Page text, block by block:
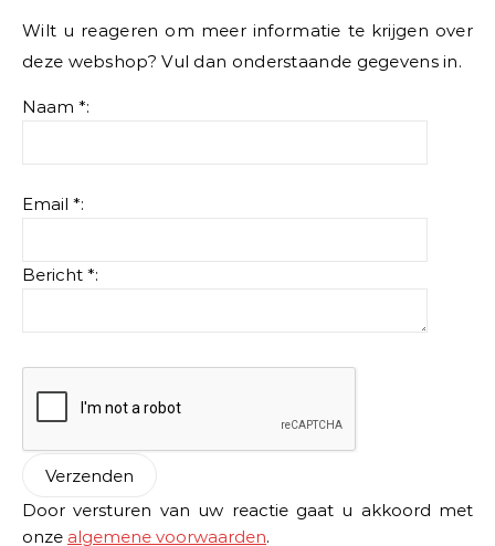
Wilt u reageren om meer informatie te krijgen over
deze webshop? Vul dan onderstaande gegevens in.
Naam *:
Email *:
Bericht *:
Door versturen van uw reactie gaat u akkoord met
onze algemene voorwaarden.